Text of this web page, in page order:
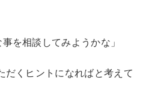
を相談してみようかな」
だくヒントになればと考えて